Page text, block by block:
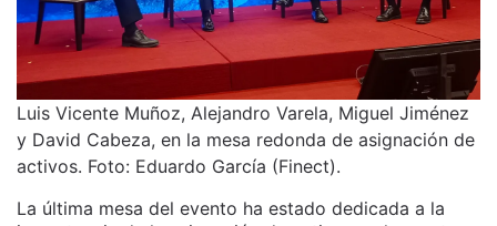
Luis Vicente Muñoz, Alejandro Varela, Miguel Jiménez
y David Cabeza, en la mesa redonda de asignación de
activos. Foto: Eduardo García (Finect).
La última mesa del evento ha estado dedicada a la